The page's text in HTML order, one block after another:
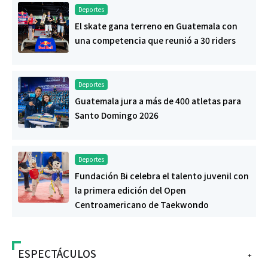
Deportes
El skate gana terreno en Guatemala con
una competencia que reunió a 30 riders
Deportes
Guatemala jura a más de 400 atletas para
Santo Domingo 2026
Deportes
Fundación Bi celebra el talento juvenil con
la primera edición del Open
Centroamericano de Taekwondo
+
ESPECTÁCULOS